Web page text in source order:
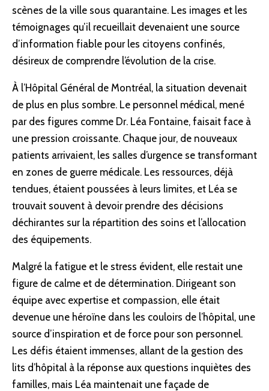
scènes de la ville sous quarantaine. Les images et les
témoignages qu’il recueillait devenaient une source
d’information fiable pour les citoyens confinés,
désireux de comprendre l’évolution de la crise.
À l’Hôpital Général de Montréal, la situation devenait
de plus en plus sombre. Le personnel médical, mené
par des figures comme Dr. Léa Fontaine, faisait face à
une pression croissante. Chaque jour, de nouveaux
patients arrivaient, les salles d’urgence se transformant
en zones de guerre médicale. Les ressources, déjà
tendues, étaient poussées à leurs limites, et Léa se
trouvait souvent à devoir prendre des décisions
déchirantes sur la répartition des soins et l’allocation
des équipements.
Malgré la fatigue et le stress évident, elle restait une
figure de calme et de détermination. Dirigeant son
équipe avec expertise et compassion, elle était
devenue une héroïne dans les couloirs de l’hôpital, une
source d’inspiration et de force pour son personnel.
Les défis étaient immenses, allant de la gestion des
lits d’hôpital à la réponse aux questions inquiètes des
familles, mais Léa maintenait une façade de